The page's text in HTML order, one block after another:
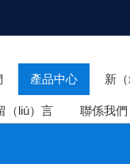
產品中心 新
（liú）言 聯係我們